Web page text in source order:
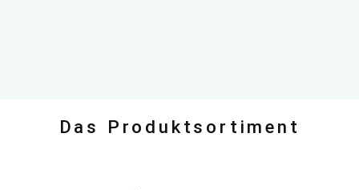
Das Produktsortiment